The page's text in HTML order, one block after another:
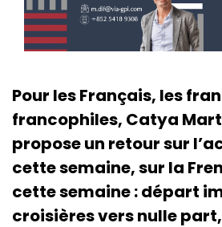
Pour les Français, les
francophiles, Catya
propose un retour sur
cette semaine, sur la
cette semaine : départ
croisières vers nulle